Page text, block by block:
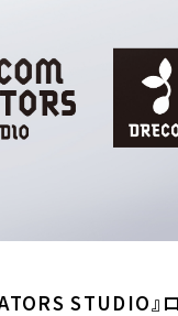
STUDIO』